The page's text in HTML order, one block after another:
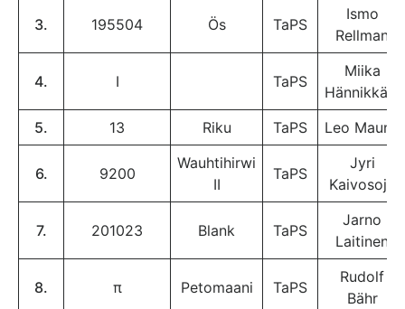
3. 195504 Ös TaPS
Ismo
Rellman
4. I TaPS
Miika
Hännikkälä
5.
13 Riku TaPS Leo Maunu
6. 9200
Wauhtihirwi
II
TaPS
Jyri
Kaivosoja
7. 201023 Blank TaPS
Jarno
Laitinen
8. π Petomaani TaPS
Rudolf
Bähr